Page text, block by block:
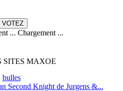
Chargement ...
SITES MAXOE
bulles
Second Knight de Jurgens &...